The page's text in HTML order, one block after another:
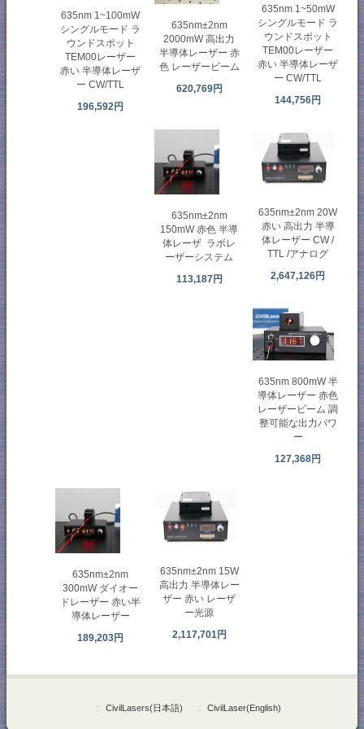
635nm 1~100mW
シングルモード ラ
ウンドスポット
TEM00レーザー
赤い 半導体レーザ
ー CW/TTL
196,592円
635nm±2nm
2000mW 高出力
半導体レーザー 赤
色 レーザービーム
620,769円
635nm 1~50mW
シングルモード ラ
ウンドスポット
TEM00レーザー
赤い 半導体レーザ
ー CW/TTL
144,756円
635nm±2nm
150mW 赤色 半導
体レーザ ラボレ
ーザーシステム
113,187円
635nm±2nm 20W
赤い 高出力 半導
体レーザー CW /
TTL /アナログ
2,647,126円
635nm 800mW 半
導体レーザー 赤色
レーザービーム 調
整可能な出力パワ
ー
127,368円
635nm±2nm
300mW ダイオー
ドレーザー 赤い半
導体レーザー
189,203円
635nm±2nm 15W
高出力 半導体レー
ザー 赤い レーザ
ー光源
2,117,701円
:: CivilLasers(日本語) :: CivilLaser(English)